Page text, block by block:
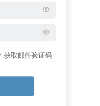
获取邮件验证码
息
输入用户名或邮箱
码